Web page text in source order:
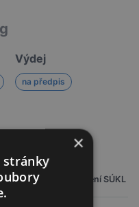
Výdej
na předpis
0 Hlášení SÚKL
×
stránky